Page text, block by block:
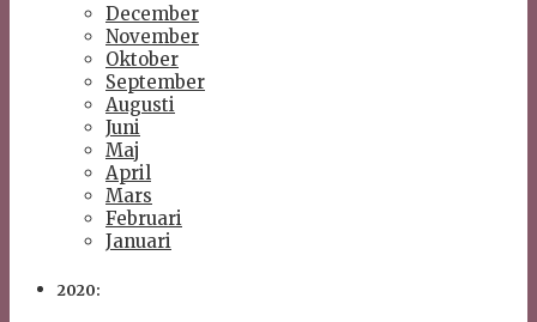
December
November
Oktober
September
Augusti
Juni
Maj
April
Mars
Februari
Januari
2020: